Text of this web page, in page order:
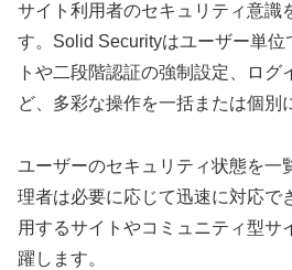
サイト利用者のセキュリティ意識
す。Solid Securityはユーザー単位
トや二段階認証の強制設定、ログ
ど、多彩な操作を一括または個別
ユーザーのセキュリティ状態を一
理者は必要に応じて迅速に対応で
用するサイトやコミュニティ型サ
躍します。